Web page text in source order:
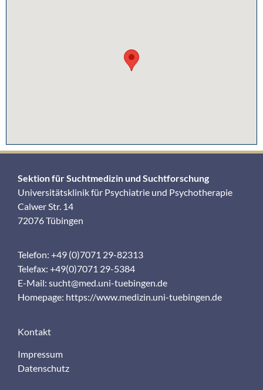
Sektion für Suchtmedizin und Suchtforschung
Universitätsklinik für Psychiatrie und Psychotherapie
Calwer Str. 14
72076 Tübingen
Telefon: +49 (0)7071 29-82313
Telefax: +49(0)7071 29-5384
E-Mail: sucht@med.uni-tuebingen.de
Homepage: https://www.medizin.uni-tuebingen.de
Kontakt
Impressum
Datenschutz